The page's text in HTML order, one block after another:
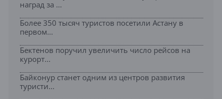
наград за ...
Более 350 тысяч туристов посетили Астану в
первом...
Бектенов поручил увеличить число рейсов на
курорт...
Байконур станет одним из центров развития
туристи...